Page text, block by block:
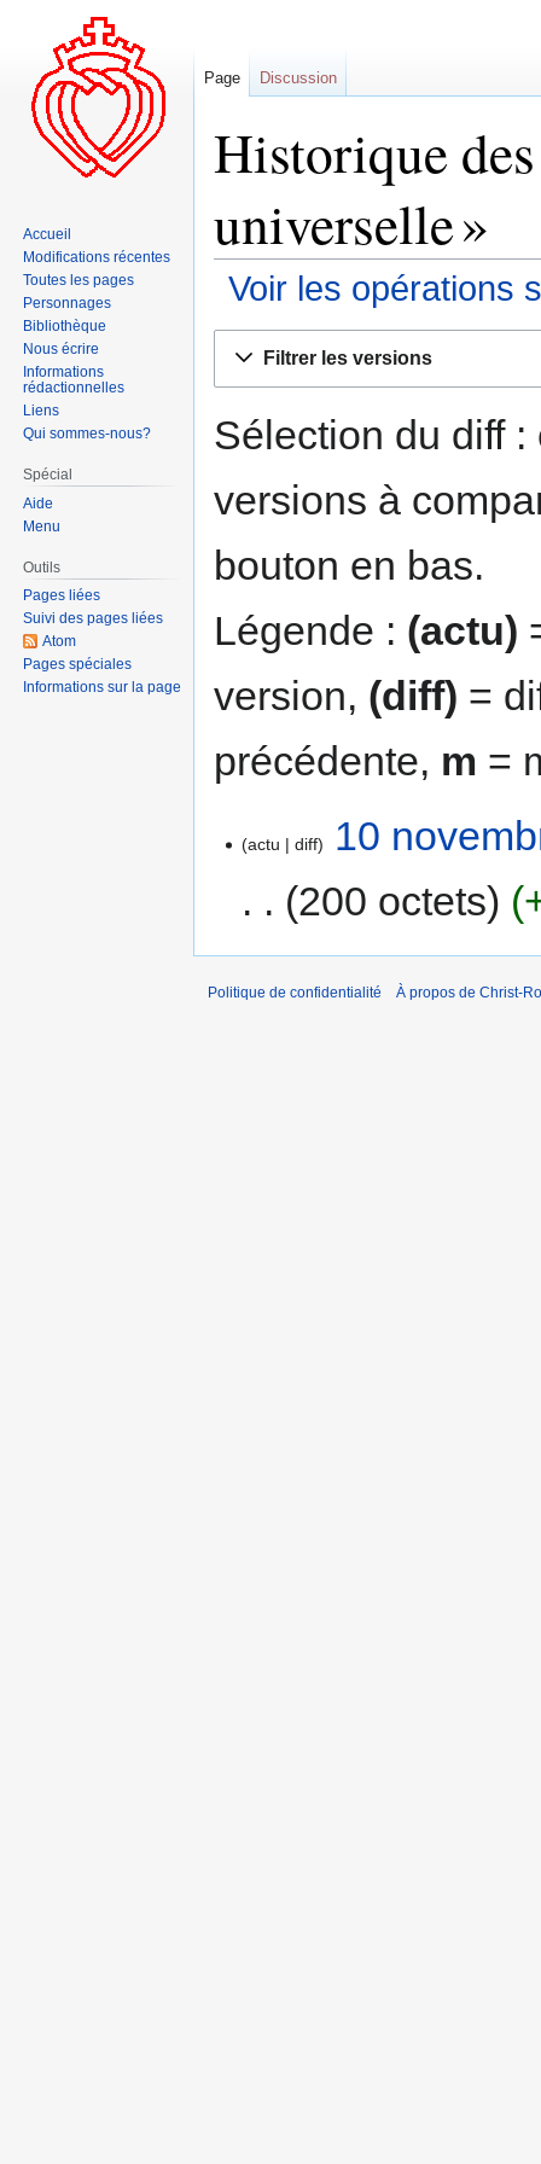
Historique
universelle »
Voir les opérations
navigation
recherche
Filtrer les versions
Sélection du diff
versions à
bouton en bas.
Légende : (actu)
version, (diff) =
précédente, m =
actu diff
10
200 octets
Page Discussion
Accueil
Modifications récentes
Toutes les pages
Personnages
Bibliothèque
Nous écrire
Informations
rédactionnelles
Liens
Qui sommes-nous?
Spécial
Aide
Menu
Outils
Pages liées
Suivi des pages liées
Atom
Pages spéciales
Informations sur la page
Politique de confidentialité À propos de Christ-